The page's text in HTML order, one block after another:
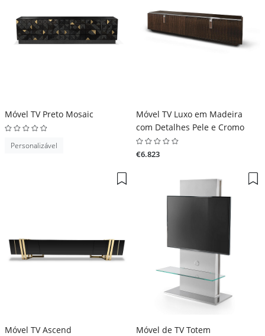
Móvel TV Preto Mosaic
Personalizável
Móvel TV Luxo em Madeira
com Detalhes Pele e Cromo
€6.823
Móvel TV Ascend Móvel de TV Totem